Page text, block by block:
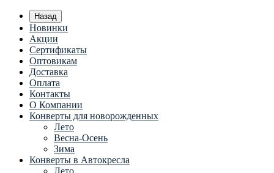
Назад
Новинки
Акции
Сертификаты
Оптовикам
Доставка
Оплата
Контакты
О Компании
Конверты для новорожденных
Лето
Весна-Осень
Зима
Конверты в Автокресла
Лето